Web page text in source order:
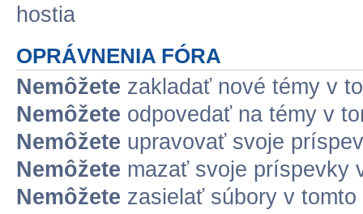
hostia
OPRÁVNENIA FÓRA
Nemôžete zakladať nové témy v
Nemôžete odpovedať na témy v
Nemôžete upravovať svoje
Nemôžete mazať svoje príspevky
Nemôžete zasielať súbory v tomto